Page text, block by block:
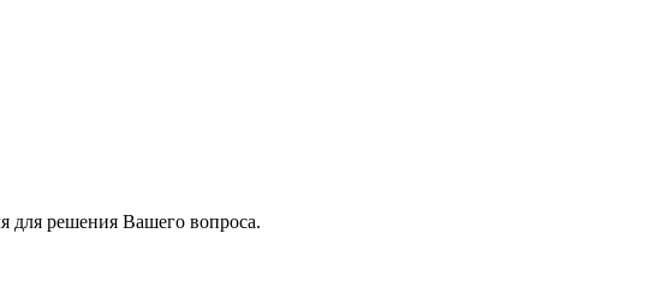
для решения Вашего вопроса.